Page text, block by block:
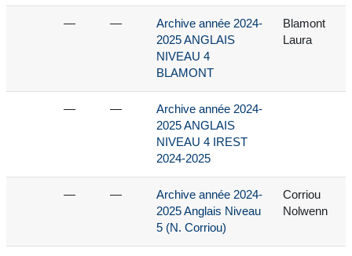
— —
Archive année 2024-
2025 ANGLAIS
NIVEAU 4
BLAMONT
Blamont
Laura
— —
Archive année 2024-
2025 ANGLAIS
NIVEAU 4 IREST
2024-2025
— —
Archive année 2024-
2025 Anglais Niveau
5 (N. Corriou)
Corriou
Nolwenn